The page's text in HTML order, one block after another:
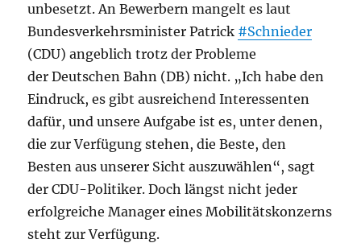
unbesetzt. An Bewerbern mangelt es laut
Bundesverkehrsminister Patrick #Schnieder
(CDU) angeblich trotz der Probleme
der Deutschen Bahn (DB) nicht. „Ich habe den
Eindruck, es gibt ausreichend Interessenten
dafür, und unsere Aufgabe ist es, unter denen,
die zur Verfügung stehen, die Beste, den
Besten aus unserer Sicht auszuwählen“, sagt
der CDU-Politiker. Doch längst nicht jeder
erfolgreiche Manager eines Mobilitätskonzerns
steht zur Verfügung.